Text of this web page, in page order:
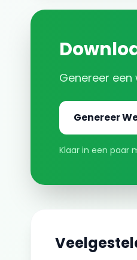
Genereer een
Genereer
Klaar in een paar